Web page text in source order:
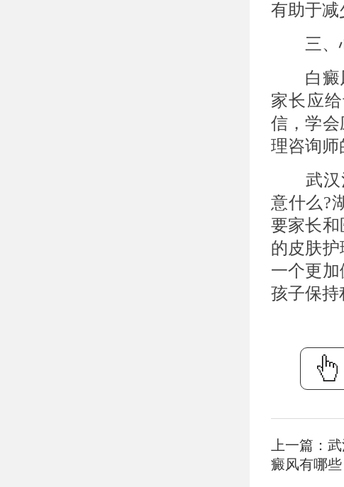
有助于减
三、
白癜风
家长应
信，学
理咨询师
武汉治
意什么?
要家长
的皮肤
一个更
孩子保持
上一篇：
癜风有哪些